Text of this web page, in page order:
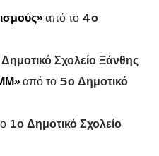
από το 4ο
Σχολείο Ξάνθης
από το 5ο Δημοτικό
1ο Δημοτικό Σχολείο